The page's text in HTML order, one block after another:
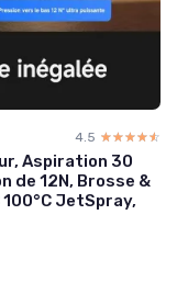
4.5 ☆☆☆☆☆
★★★★★
Aspiration 30
de 12N, Brosse &
JetSpray,